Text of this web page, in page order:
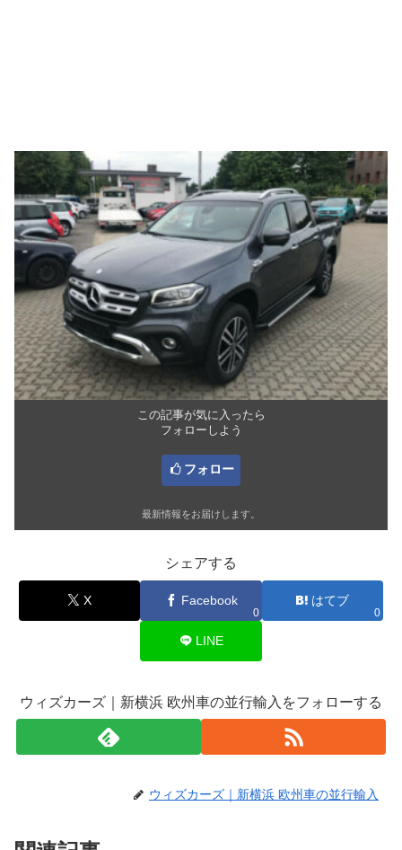
この記事が気に入ったら
フォローしよう
フォロー
最新情報をお届けします。
シェアする
X Facebook
0
はてブ
0
LINE
ウィズカーズ｜新横浜 欧州車の並行輸入をフォローする
ウィズカーズ｜新横浜 欧州車の並行輸入